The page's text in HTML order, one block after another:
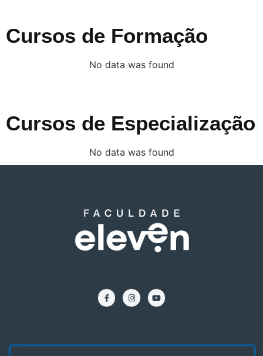
Cursos de Formação
No data was found
Cursos de Especialização
No data was found